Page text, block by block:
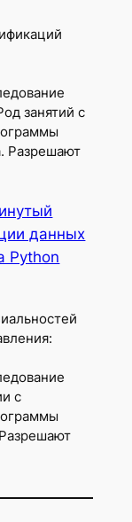
занятий с
Разрешают
данных
Python
с